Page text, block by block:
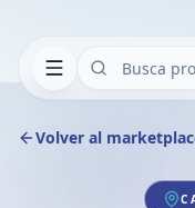
Volver al